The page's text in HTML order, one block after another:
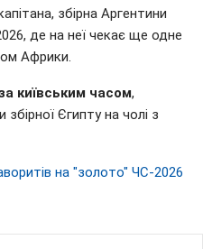
збірна Аргентини
де на неї чекає ще одне
Африки.
київським часом,
Єгипту на чолі з
на "золото" ЧС-2026